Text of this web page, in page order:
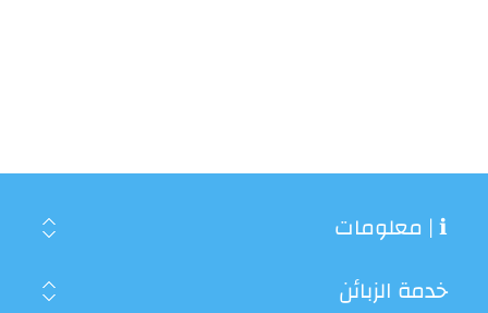
ℹ | معلومات
خدمة الزبائن